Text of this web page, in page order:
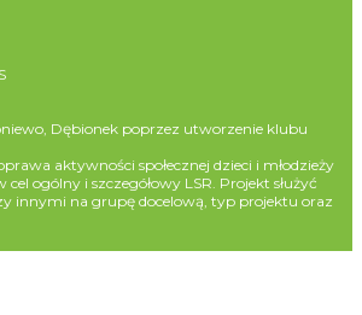
Dębionek poprzez utworzenie klubu
aktywności społecznej dzieci i młodzieży
ogólny i szczegółowy LSR. Projekt służyć
innymi na grupę docelową, typ projektu oraz